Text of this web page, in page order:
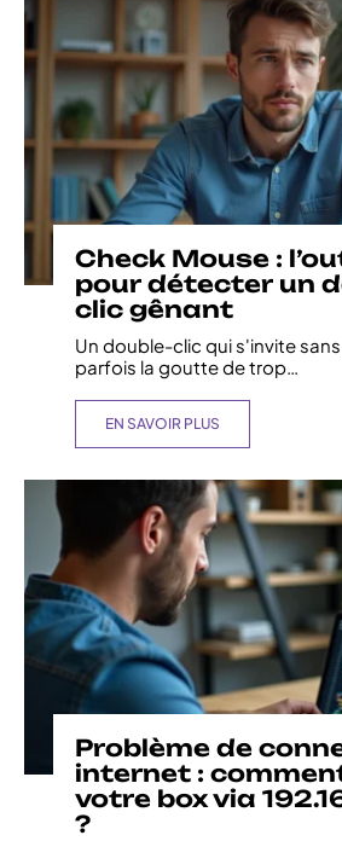
Check Mouse :
pour détecter un
clic gênant
Un double-clic qui s'invite
parfois la goutte de trop
EN SAVOIR PLUS
Problème de
internet :
votre box via
?